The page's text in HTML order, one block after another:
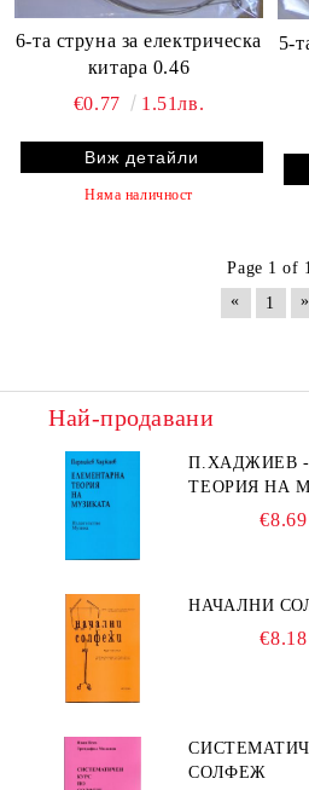
6-та струна за електрическа
китара 0.46
€0.77
1.51лв.
Виж детайли
Няма наличност
5-
Page 1 of
«
1 »
Най-продавани
П.ХАДЖИЕВ
ТЕОРИЯ НА
€8.69
НАЧАЛНИ
€8.18
СОЛФЕЖ